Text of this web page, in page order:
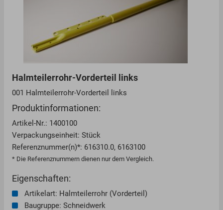
Halmteilerrohr-Vorderteil links
001 Halmteilerrohr-Vorderteil links
Produktinformationen:
Artikel-Nr.: 1400100
Verpackungseinheit: Stück
Referenznummer(n)*: 616310.0, 6163100
* Die Referenznummern dienen nur dem Vergleich.
Eigenschaften:
Artikelart: Halmteilerrohr (Vorderteil)
Baugruppe: Schneidwerk